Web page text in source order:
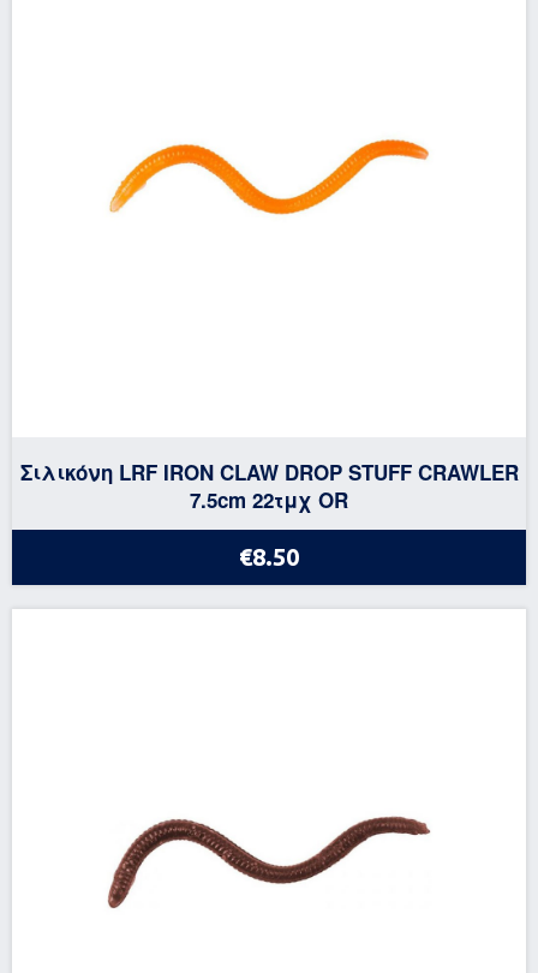
Σιλικόνη LRF IRON CLAW DROP STUFF CRAWLER
7.5cm 22τμχ OR
€8.50